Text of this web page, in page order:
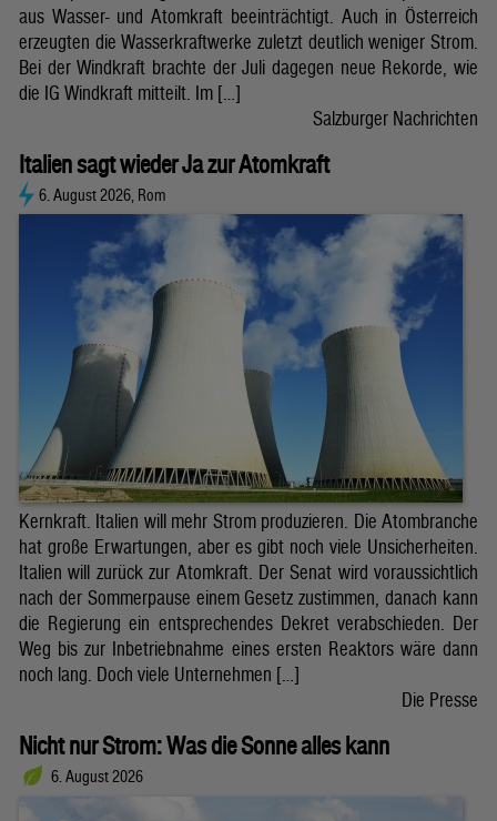
aus Wasser- und Atomkraft beeinträchtigt. Auch in Österreich
erzeugten die Wasserkraftwerke zuletzt deutlich weniger Strom.
Bei der Windkraft brachte der Juli dagegen neue Rekorde, wie
die IG Windkraft mitteilt. Im […]
Salzburger Nachrichten
Italien sagt wieder Ja zur Atomkraft
6. August 2026, Rom
Kernkraft. Italien will mehr Strom produzieren. Die Atombranche
hat große Erwartungen, aber es gibt noch viele Unsicherheiten.
Italien will zurück zur Atomkraft. Der Senat wird voraussichtlich
nach der Sommerpause einem Gesetz zustimmen, danach kann
die Regierung ein entsprechendes Dekret verabschieden. Der
Weg bis zur Inbetriebnahme eines ersten Reaktors wäre dann
noch lang. Doch viele Unternehmen […]
Die Presse
Nicht nur Strom: Was die Sonne alles kann
6. August 2026